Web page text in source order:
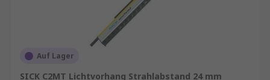
Auf Lager
SICK C2MT Lichtvorhang Strahlabstand 24 mm